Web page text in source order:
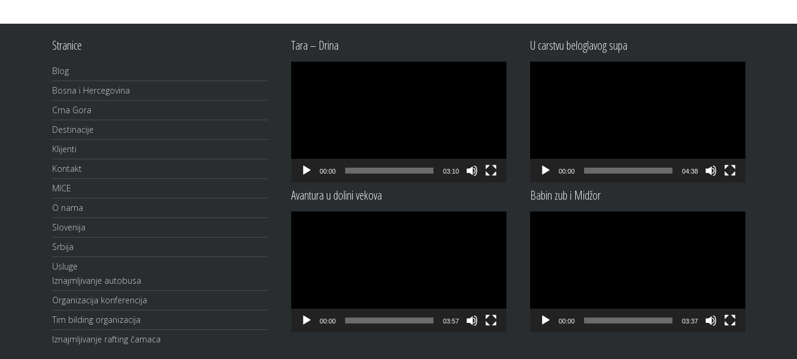
Stranice
Blog
Bosna i Hercegovina
Crna Gora
Destinacije
Klijenti
Kontakt
MICE
O nama
Slovenija
Srbija
Usluge
Iznajmljivanje autobusa
Organizacija konferencija
Tim bilding organizacija
Iznajmljivanje rafting čamaca
Tara – Drina
00:00 03:10
Avantura u dolini vekova
00:00 03:57
U carstvu beloglavog supa
00:00 04:38
Babin zub i Midžor
00:00 03:37